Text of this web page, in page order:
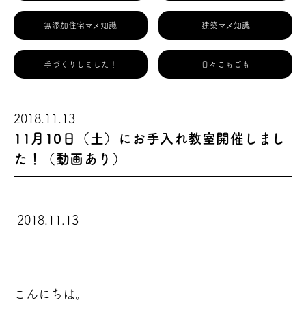
無添加住宅マメ知識 建築マメ知識
手づくりしました！ 日々こもごも
2018.11.13
11月10日（土）にお手入れ教室開催しまし
た！（動画あり）
2018.11.13
こんにちは。